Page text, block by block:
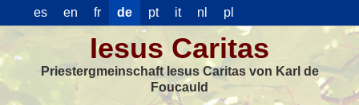
es en fr de pt it nl pl
Iesus Caritas
Priestergmeinschaft Iesus Caritas von Karl de
Foucauld